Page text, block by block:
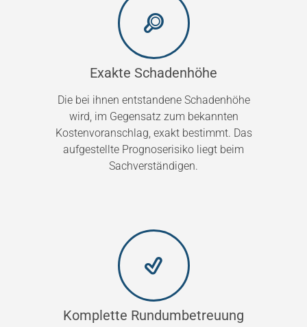
Exakte Schadenhöhe
Die bei ihnen entstandene Schadenhöhe
wird, im Gegensatz zum bekannten
Kostenvoranschlag, exakt bestimmt. Das
aufgestellte Prognoserisiko liegt beim
Sachverständigen.
Komplette Rundumbetreuung